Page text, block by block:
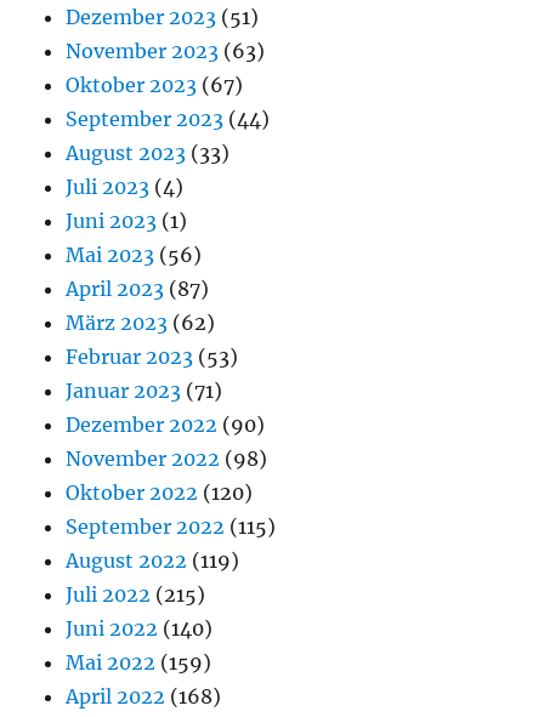
Dezember 2023 (51)
November 2023 (63)
Oktober 2023 (67)
September 2023 (44)
August 2023 (33)
Juli 2023 (4)
Juni 2023 (1)
Mai 2023 (56)
April 2023 (87)
März 2023 (62)
Februar 2023 (53)
Januar 2023 (71)
Dezember 2022 (90)
November 2022 (98)
Oktober 2022 (120)
September 2022 (115)
August 2022 (119)
Juli 2022 (215)
Juni 2022 (140)
Mai 2022 (159)
April 2022 (168)